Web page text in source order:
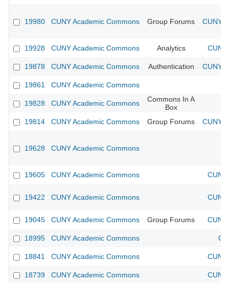
19980 CUNY Academic Commons Group Forums CUNY
19928 CUNY Academic Commons Analytics
19878 CUNY Academic Commons Authentication CUNY
19861 CUNY Academic Commons
19828 CUNY Academic Commons
Commons In A
Box
19814
CUNY Academic Commons Group Forums CUNY
19628 CUNY Academic Commons
19605 CUNY Academic Commons
19422 CUNY Academic Commons
19045 CUNY Academic Commons Group Forums
18995 CUNY Academic Commons
18841 CUNY Academic Commons
18739 CUNY Academic Commons